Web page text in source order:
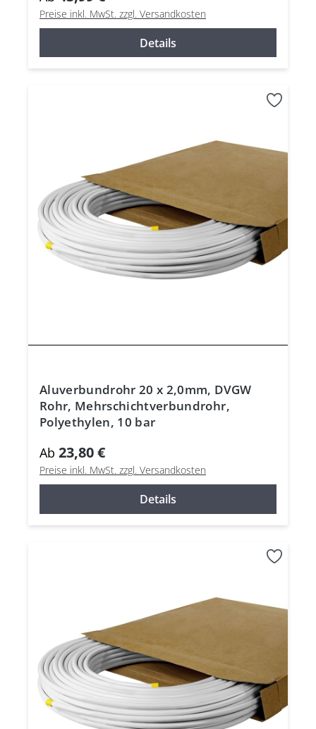
Preise inkl. MwSt. zzgl. Versandkosten
Details
Aluverbundrohr 20 x 2,0mm, DVGW
Rohr, Mehrschichtverbundrohr,
Polyethylen, 10 bar
Ab 23,80 €
Preise inkl. MwSt. zzgl. Versandkosten
Details